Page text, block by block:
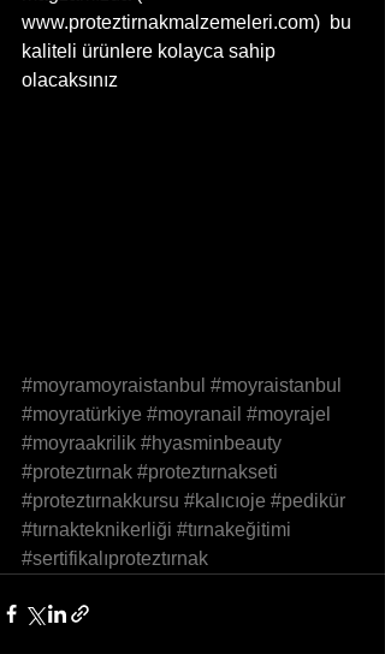
www.proteztirnakmalzemeleri.com)  bu
kaliteli ürünlere kolayca sahip
olacaksınız
#moyramoyraistanbul #moyraistanbul
#moyratürkiye #moyranail #moyrajel
#moyraakrilik #hyasminbeauty
#proteztırnak #proteztırnakseti
#proteztırnakkursu #kalıcıoje #pedikür
#tırnakteknikerliği #tırnakeğitimi
#sertifikalıproteztırnak